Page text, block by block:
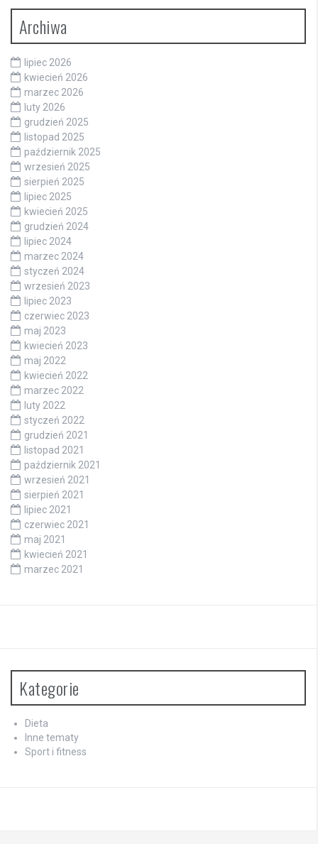
Archiwa
lipiec 2026
kwiecień 2026
marzec 2026
luty 2026
grudzień 2025
listopad 2025
październik 2025
wrzesień 2025
sierpień 2025
lipiec 2025
kwiecień 2025
grudzień 2024
lipiec 2024
marzec 2024
styczeń 2024
wrzesień 2023
lipiec 2023
czerwiec 2023
maj 2023
kwiecień 2023
maj 2022
kwiecień 2022
marzec 2022
luty 2022
styczeń 2022
grudzień 2021
listopad 2021
październik 2021
wrzesień 2021
sierpień 2021
lipiec 2021
czerwiec 2021
maj 2021
kwiecień 2021
marzec 2021
Kategorie
Dieta
Inne tematy
Sport i fitness